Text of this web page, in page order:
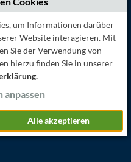
um Informationen darüber
Website interagieren. Mit
Sie der Verwendung von
hierzu finden Sie in unserer
anpassen
Alle akzeptieren